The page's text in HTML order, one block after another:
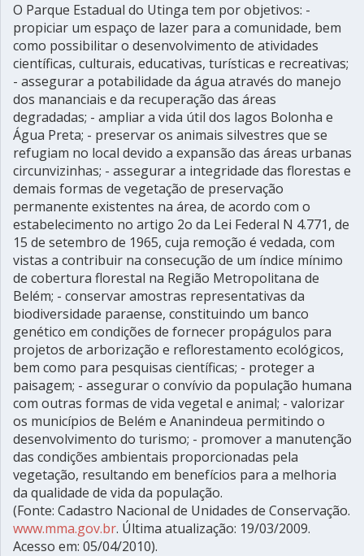
O Parque Estadual do Utinga tem por objetivos: -
propiciar um espaço de lazer para a comunidade, bem
como possibilitar o desenvolvimento de atividades
científicas, culturais, educativas, turísticas e recreativas;
- assegurar a potabilidade da água através do manejo
dos mananciais e da recuperação das áreas
degradadas; - ampliar a vida útil dos lagos Bolonha e
Água Preta; - preservar os animais silvestres que se
refugiam no local devido a expansão das áreas urbanas
circunvizinhas; - assegurar a integridade das florestas e
demais formas de vegetação de preservação
permanente existentes na área, de acordo com o
estabelecimento no artigo 2o da Lei Federal N 4.771, de
15 de setembro de 1965, cuja remoção é vedada, com
vistas a contribuir na consecução de um índice mínimo
de cobertura florestal na Região Metropolitana de
Belém; - conservar amostras representativas da
biodiversidade paraense, constituindo um banco
genético em condições de fornecer propágulos para
projetos de arborização e reflorestamento ecológicos,
bem como para pesquisas científicas; - proteger a
paisagem; - assegurar o convívio da população humana
com outras formas de vida vegetal e animal; - valorizar
os municípios de Belém e Ananindeua permitindo o
desenvolvimento do turismo; - promover a manutenção
das condições ambientais proporcionadas pela
vegetação, resultando em benefícios para a melhoria
da qualidade de vida da população.
(Fonte: Cadastro Nacional de Unidades de Conservação.
www.mma.gov.br. Última atualização: 19/03/2009.
Acesso em: 05/04/2010).